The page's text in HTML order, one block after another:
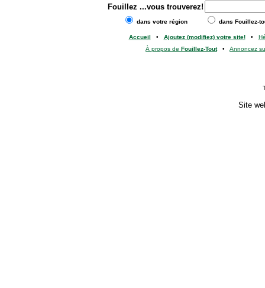
Fouillez ...vous trouverez!
dans votre région dans Fouillez-
Accueil • Ajoutez (modifiez) votre site!•
À propos de Fouillez-Tout• Annoncez
Site